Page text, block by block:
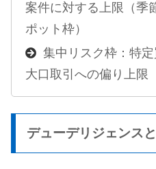
案件に対する上限（季
ポット枠）
集中リスク枠：特
大口取引への偏り上限
デューデリジェンス